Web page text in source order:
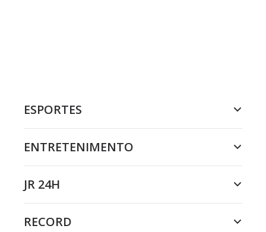
ESPORTES
ENTRETENIMENTO
JR 24H
RECORD